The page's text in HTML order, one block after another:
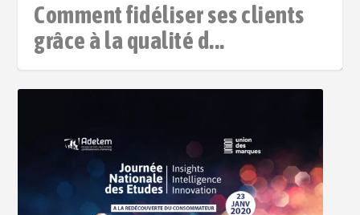
Comment fidéliser ses clients
grâce à la qualité d...